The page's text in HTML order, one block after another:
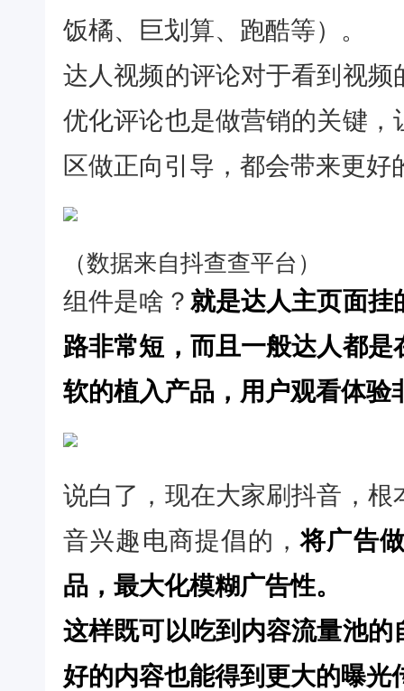
饭橘、巨划算、跑酷等）。
达人视频的评论对于看到视
优化评论也是做营销的关键
区做正向引导，都会带来更好
（数据来自抖查查平台）
组件是啥？ 就是达人主页面挂
路非常短，而且一般达人都
软的植入产品，用户观看体验
说白了，现在大家刷抖音，
音兴趣电商提倡的，将广告
品，最大化模糊广告性。
这样既可以吃到内容流量池
好的内容也能得到更大的曝光